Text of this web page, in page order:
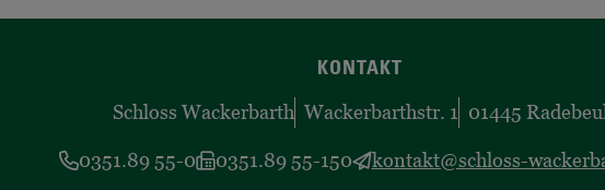
KONTAKT
Schloss Wackerbarth Wackerbarthstr. 1 01445
0351.89 55-0 0351.89 55-150 kontakt@schloss-